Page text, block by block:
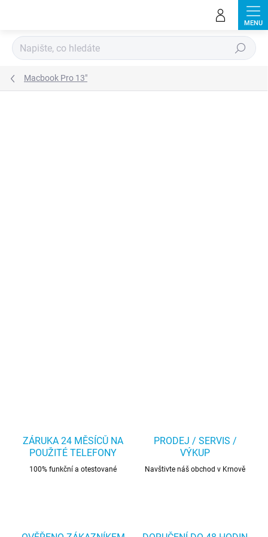
Hledat
Macbook Pro 13"
ZÁRUKA 24 MĚSÍCŮ NA
POUŽITÉ TELEFONY
100% funkční a otestované
PRODEJ / SERVIS /
VÝKUP
Navštivte náš obchod v Krnově